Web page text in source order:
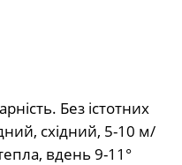
Без істотних
східний, 5-10 м/
вдень 9-11°